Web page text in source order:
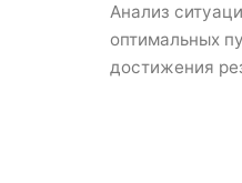
Анализ
оптимальных
достижения